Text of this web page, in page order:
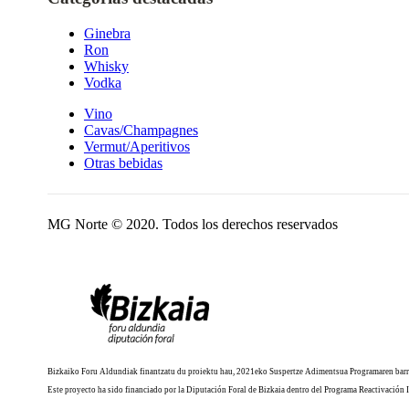
Ginebra
Ron
Whisky
Vodka
Vino
Cavas/Champagnes
Vermut/Aperitivos
Otras bebidas
MG Norte © 2020. Todos los derechos reservados
Bizkaiko Foru Aldundiak finantzatu du proiektu hau, 2021eko Suspertze Adimentsua Programaren
Este proyecto ha sido financiado por la Diputación Foral de Bizkaia dentro del Programa Reactivación